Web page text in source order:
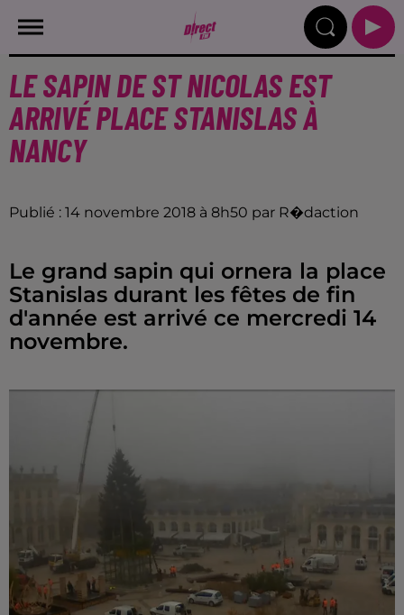
LE SAPIN DE ST NICOLAS EST
ARRIVÉ PLACE STANISLAS À
NANCY
Publié : 14 novembre 2018 à 8h50 par R�daction
Le grand sapin qui ornera la place
Stanislas durant les fêtes de fin
d'année est arrivé ce mercredi 14
novembre.